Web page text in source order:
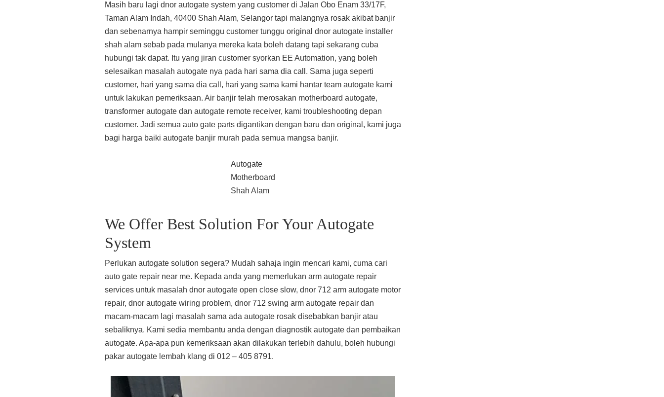
Masih baru lagi dnor autogate system yang customer di Jalan Obo Enam 33/17F,
Taman Alam Indah, 40400 Shah Alam, Selangor tapi malangnya rosak akibat banjir
dan sebenarnya hampir seminggu customer tunggu original dnor autogate installer
shah alam sebab pada mulanya mereka kata boleh datang tapi sekarang cuba
hubungi tak dapat. Itu yang jiran customer syorkan EE Automation, yang boleh
selesaikan masalah autogate nya pada hari sama dia call. Sama juga seperti
customer, hari yang sama dia call, hari yang sama kami hantar team autogate kami
untuk lakukan pemeriksaan. Air banjir telah merosakan motherboard autogate,
transformer autogate dan autogate remote receiver, kami troubleshooting depan
customer. Jadi semua auto gate parts digantikan dengan baru dan original, kami juga
bagi harga baiki autogate banjir murah pada semua mangsa banjir.
Autogate
Motherboard
Shah Alam
We Offer Best Solution For Your Autogate
System
Perlukan autogate solution segera? Mudah sahaja ingin mencari kami, cuma cari
auto gate repair near me. Kepada anda yang memerlukan arm autogate repair
services untuk masalah dnor autogate open close slow, dnor 712 arm autogate motor
repair, dnor autogate wiring problem, dnor 712 swing arm autogate repair dan
macam-macam lagi masalah sama ada autogate rosak disebabkan banjir atau
sebaliknya. Kami sedia membantu anda dengan diagnostik autogate dan pembaikan
autogate. Apa-apa pun kemeriksaan akan dilakukan terlebih dahulu, boleh hubungi
pakar autogate lembah klang di 012 – 405 8791.